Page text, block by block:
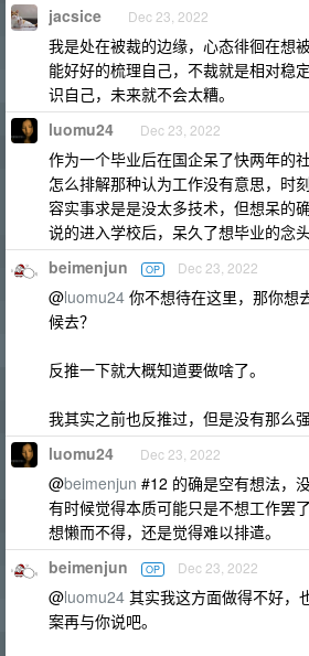
jacsice Dec 23, 2022
我是处在被裁的边缘，心态徘徊在想
能好好的梳理自己，不裁就是相对稳
识自己，未来就不会太糟。
luomu24 Dec 23, 2022
作为一个毕业后在国企呆了快两年的
怎么排解那种认为工作没有意思，时
容实事求是是没太多技术，但想呆的
说的进入学校后，呆久了想毕业的念头
beimenjun OP Dec 23, 2022
@luomu24 你不想待在这里，那你想
候去？
反推一下就大概知道要做啥了。
我其实之前也反推过，但是没有那么强
luomu24 Dec 23, 2022
@beimenjun #12 的确是空有想法，
有时候觉得本质可能只是不想工作罢
想懒而不得，还是觉得难以排遣。
beimenjun OP Dec 23, 2022
@luomu24 其实我这方面做得不好，
案再与你说吧。